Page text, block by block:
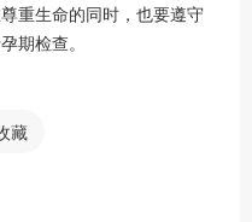
重生命的同时，也要遵守
期检查。
藏